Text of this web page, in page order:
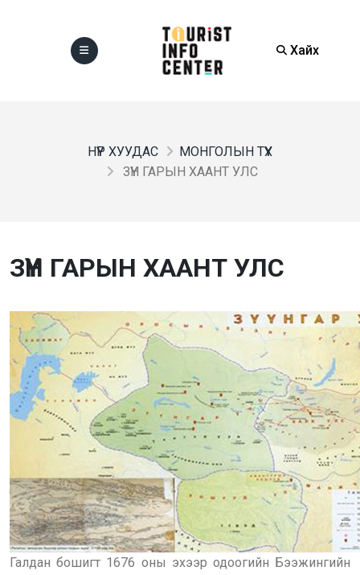
Хайх
НҮҮР ХУУДАС
МОНГОЛЫН ТҮҮХ
ЗҮҮН ГАРЫН ХААНТ УЛС
ЗҮҮН ГАРЫН ХААНТ УЛС
Галдан бошигт 1676 оны эхээр одоогийн Бээжингийн